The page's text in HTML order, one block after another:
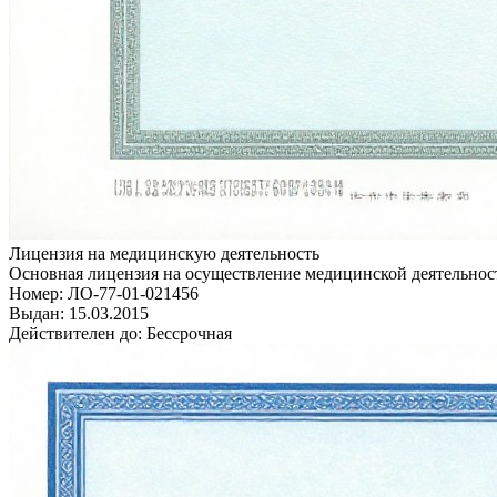
Лицензия на медицинскую деятельность
Основная лицензия на осуществление медицинской
Номер: ЛО-77-01-021456
Выдан: 15.03.2015
Действителен до: Бессрочная